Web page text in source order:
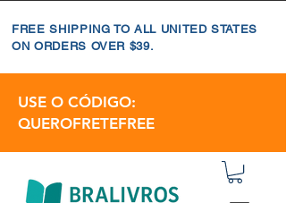
FREE SHIPPING TO ALL UNITED STATES
ON ORDERS OVER $39.
USE O CÓDIGO:
QUEROFRETEFREE